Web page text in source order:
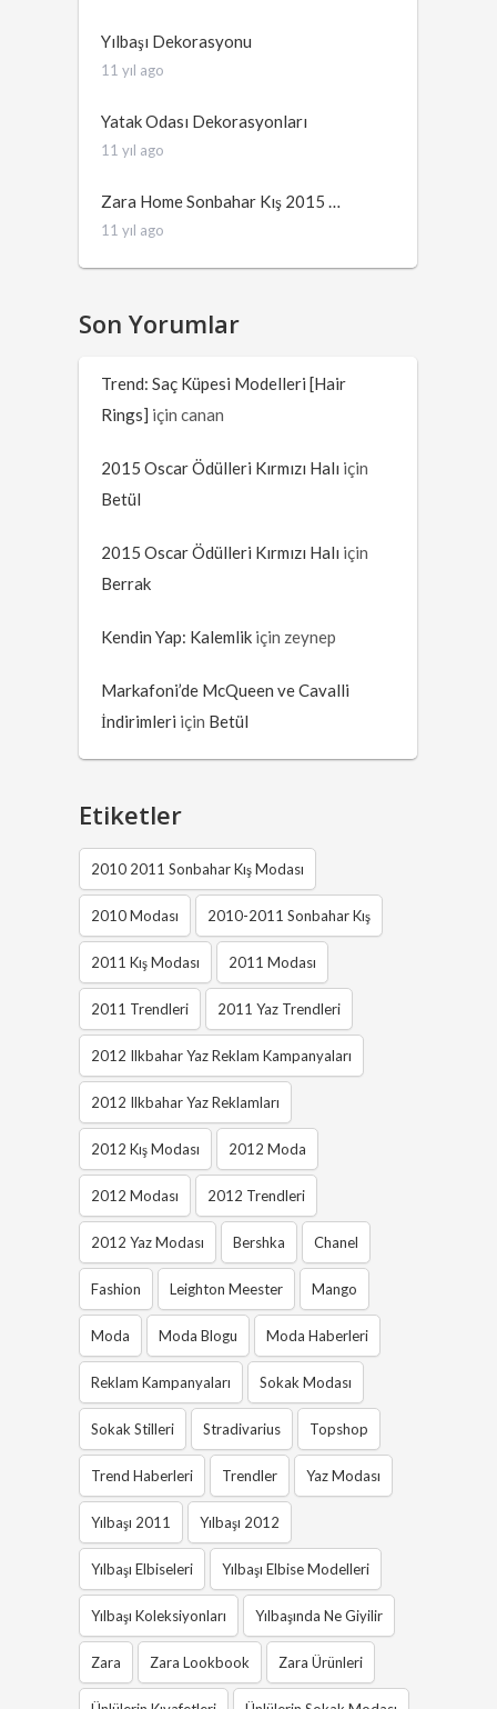
Yılbaşı Dekorasyonu
11 yıl ago
Yatak Odası Dekorasyonları
11 yıl ago
Zara Home Sonbahar Kış 2015 …
11 yıl ago
Son Yorumlar
Trend: Saç Küpesi Modelleri [Hair
Rings] içincanan
2015 Oscar Ödülleri Kırmızı Halı için
Betül
2015 Oscar Ödülleri Kırmızı Halı için
Berrak
Kendin Yap: Kalemlik için zeynep
Markafoni’de McQueen ve Cavalli
İndirimleri için Betül
Etiketler
2010 2011 Sonbahar Kış Modası
2010 Modası 2010-2011 Sonbahar Kış
2011 Kış Modası 2011 Modası
2011 Trendleri 2011 Yaz Trendleri
2012 Ilkbahar Yaz Reklam Kampanyaları
2012 Ilkbahar Yaz Reklamları
2012 Kış Modası 2012 Moda
2012 Modası 2012 Trendleri
2012 Yaz Modası Bershka Chanel
Fashion Leighton Meester Mango
Moda Moda Blogu Moda Haberleri
Reklam Kampanyaları Sokak Modası
Sokak Stilleri Stradivarius Topshop
Trend Haberleri Trendler Yaz Modası
Yılbaşı 2011 Yılbaşı 2012
Yılbaşı Elbiseleri Yılbaşı Elbise Modelleri
Yılbaşı Koleksiyonları Yılbaşında Ne Giyilir
Zara Zara Lookbook Zara Ürünleri